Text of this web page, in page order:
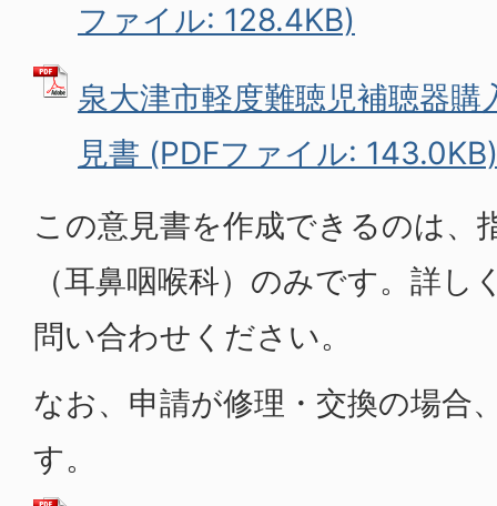
ファイル: 128.4KB)
泉大津市軽度難聴児補聴器
見書 (PDFファイル: 143.0KB)
この意見書を作成できるのは、
（耳鼻咽喉科）のみです。詳
問い合わせください。
なお、申請が修理・交換の場合
す。